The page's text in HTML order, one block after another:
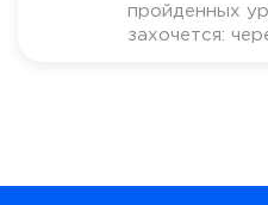
пройденных
захочется: